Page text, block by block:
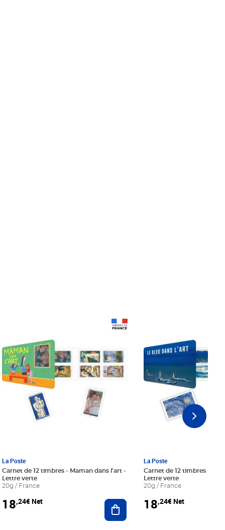
au panier
La Poste
Carnet de 12 timbres - Maman dans l'art -
Lettre verte
20g / France
18,24€ Net Ajouter au panier
La Poste
Carnet de 12 timbres - Le
Lettre verte
20g / France
18,24€ Net